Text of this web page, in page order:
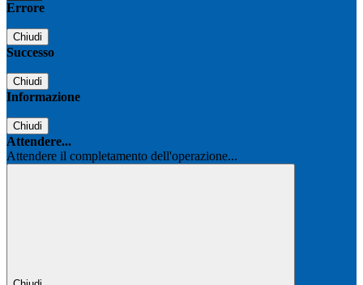
Errore
Chiudi
Successo
Chiudi
Informazione
Chiudi
Attendere...
Attendere il completamento dell'operazione...